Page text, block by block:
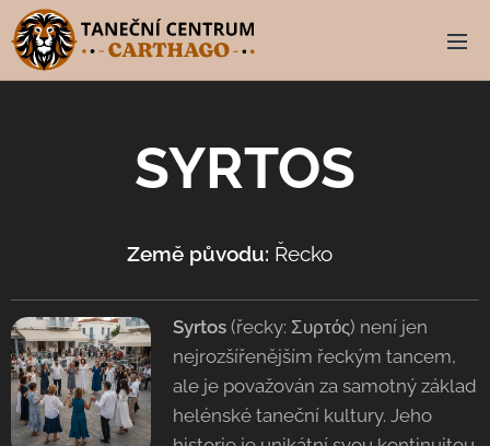
SYRTOS
Země původu: Řecko 🇬🇷
Syrtos(řecky: Συρτός) není jen
nejrozšířenějším řeckým tancem,
ale je považován za samotný základ
helénské taneční kultury. Jeho